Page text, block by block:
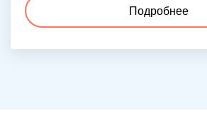
Подробнее